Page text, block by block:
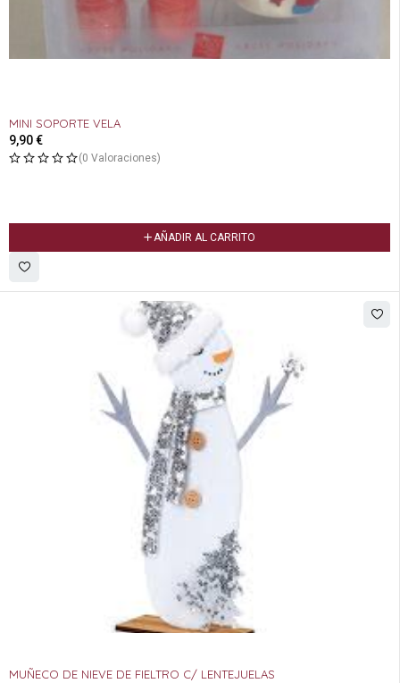
MINI SOPORTE VELA
9,90€
(0 Valoraciones)
AÑADIR AL CARRITO
MUÑECO DE NIEVE DE FIELTRO C/ LENTEJUELAS